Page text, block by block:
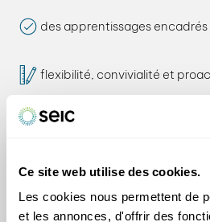
Ce site web utilise des cookies.
Les cookies nous permettent de
et les annonces, d'offrir des
Les bénéfices de se former au
l’intégration et l’équipement de
des apprentissages encadrés
flexibilité, convivialité et